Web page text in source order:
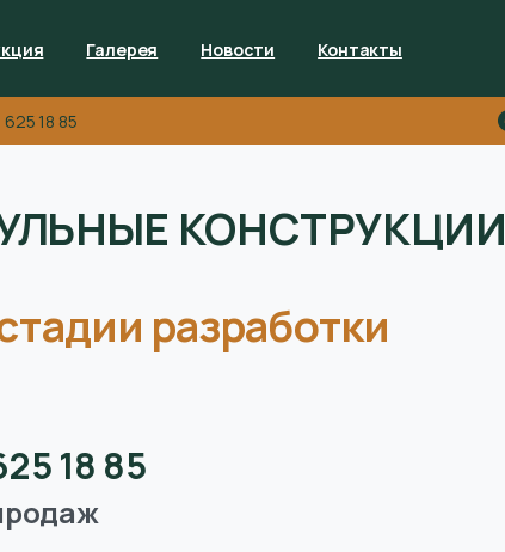
Галерея Новости Контакты
18 85
КОНСТРУКЦИИ
разработки
18 85